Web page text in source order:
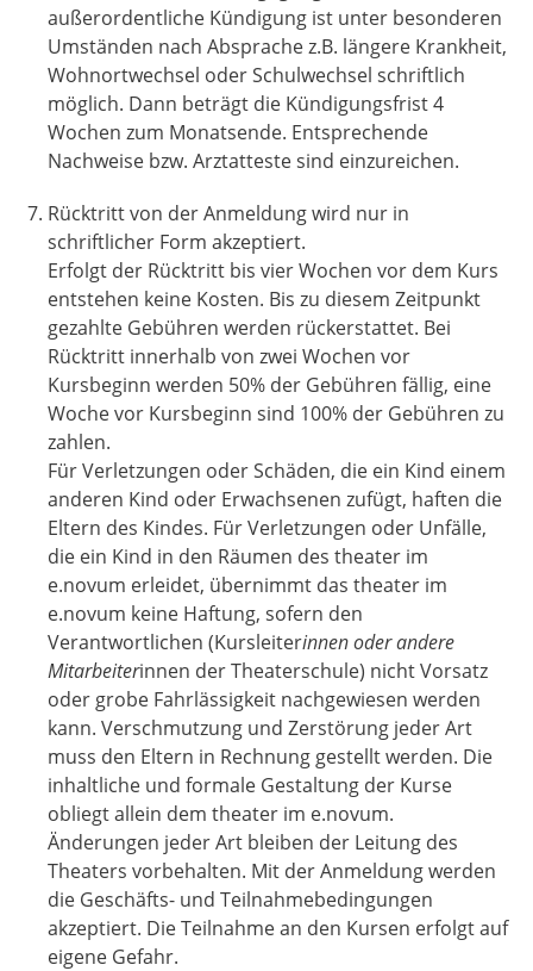
außerordentliche Kündigung ist unter besonderen
Umständen nach Absprache z.B. längere Krankheit,
Wohnortwechsel oder Schulwechsel schriftlich
möglich. Dann beträgt die Kündigungsfrist 4
Wochen zum Monatsende. Entsprechende
Nachweise bzw. Arztatteste sind einzureichen.
Rücktritt von der Anmeldung wird nur in
schriftlicher Form akzeptiert.
Erfolgt der Rücktritt bis vier Wochen vor dem Kurs
entstehen keine Kosten. Bis zu diesem Zeitpunkt
gezahlte Gebühren werden rückerstattet. Bei
Rücktritt innerhalb von zwei Wochen vor
Kursbeginn werden 50% der Gebühren fällig, eine
Woche vor Kursbeginn sind 100% der Gebühren zu
zahlen.
Für Verletzungen oder Schäden, die ein Kind einem
anderen Kind oder Erwachsenen zufügt, haften die
Eltern des Kindes. Für Verletzungen oder Unfälle,
die ein Kind in den Räumen des theater im
e.novum erleidet, übernimmt das theater im
e.novum keine Haftung, sofern den
Verantwortlichen (Kursleiterinnen oder andere
Mitarbeiterinnen der Theaterschule) nicht Vorsatz
oder grobe Fahrlässigkeit nachgewiesen werden
kann. Verschmutzung und Zerstörung jeder Art
muss den Eltern in Rechnung gestellt werden. Die
inhaltliche und formale Gestaltung der Kurse
obliegt allein dem theater im e.novum.
Änderungen jeder Art bleiben der Leitung des
Theaters vorbehalten. Mit der Anmeldung werden
die Geschäfts- und Teilnahmebedingungen
akzeptiert. Die Teilnahme an den Kursen erfolgt auf
eigene Gefahr.